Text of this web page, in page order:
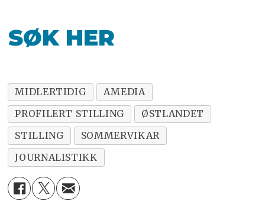
SØK HER
MIDLERTIDIG
AMEDIA
PROFILERT STILLING
ØSTLANDET
STILLING
SOMMERVIKAR
JOURNALISTIKK